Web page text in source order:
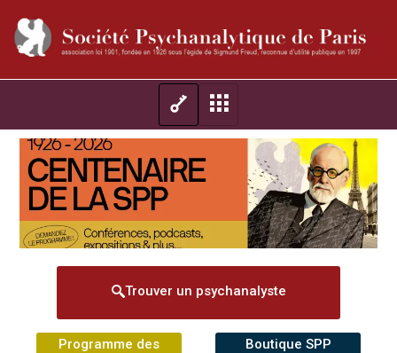
Trouver un psychanalyste
Programme des
Boutique SPP